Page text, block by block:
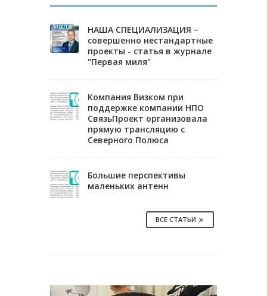
НАША СПЕЦИАЛИЗАЦИЯ −
совершенно нестандартные
проекты - статья в журнале
"Первая миля"
Компания Визком при
поддержке компании НПО
СвязьПроект организовала
прямую трансляцию с
Северного Полюса
Большие перспективы
маленьких антенн
ВСЕ СТАТЬИ